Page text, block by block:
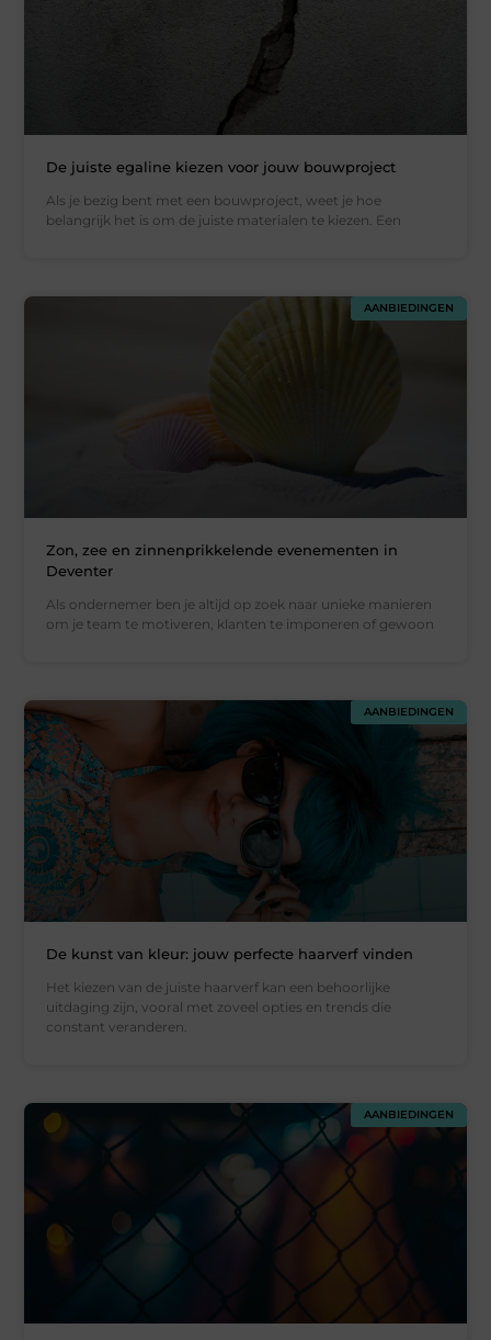
De juiste egaline kiezen voor jouw bouwproject
Als je bezig bent met een bouwproject, weet je hoe
belangrijk het is om de juiste materialen te kiezen. Een
AANBIEDINGEN
Zon, zee en zinnenprikkelende evenementen in
Deventer
Als ondernemer ben je altijd op zoek naar unieke manieren
om je team te motiveren, klanten te imponeren of gewoon
AANBIEDINGEN
De kunst van kleur: jouw perfecte haarverf vinden
Het kiezen van de juiste haarverf kan een behoorlijke
uitdaging zijn, vooral met zoveel opties en trends die
constant veranderen.
AANBIEDINGEN